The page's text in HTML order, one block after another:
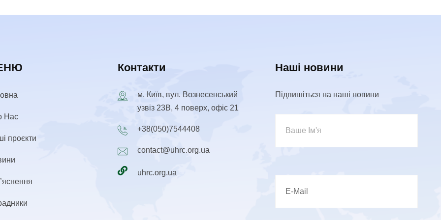
Нас
проєкти
Контакти
м. Київ, вул. Вознесенський
узвіз 23В, 4 поверх, офіс 21
+38(050)7544408
contact@uhrc.org.ua
uhrc.org.ua
Наші новини
Підпишіться на наші новини